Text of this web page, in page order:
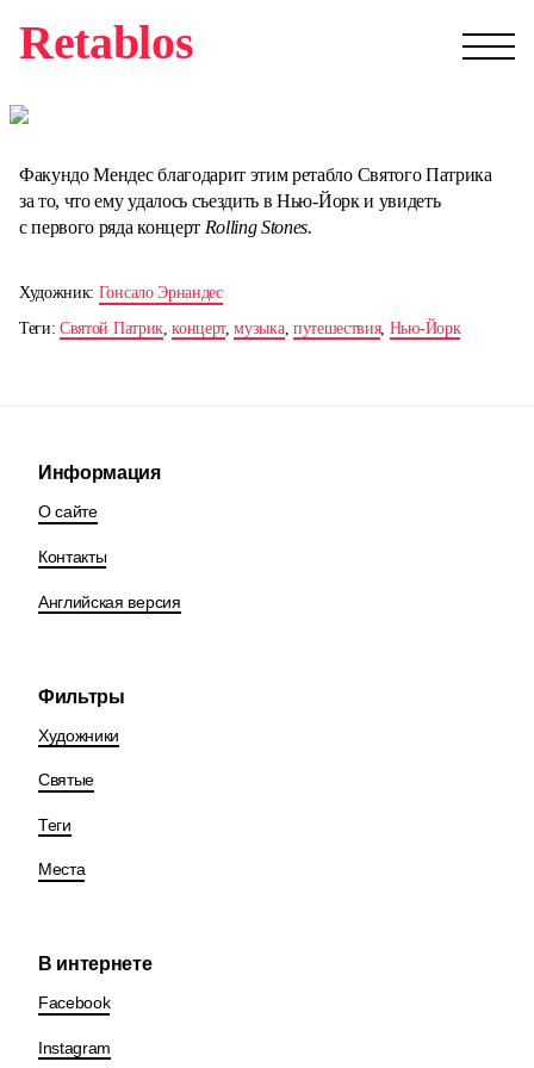
Retablos
Факундо Мендес благодарит этим ретабло Святого Патрика
за то, что ему удалось съездить в Нью-Йорк и увидеть
с первого ряда концерт Rolling Stones.
Художник: Гонсало Эрнандес
Теги:Святой Патрик,концерт,музыка, путешествия, Нью-Йорк
Информация
О сайте
Контакты
Английская версия
Фильтры
Художники
Святые
Теги
Места
В интернете
Facebook
Instagram